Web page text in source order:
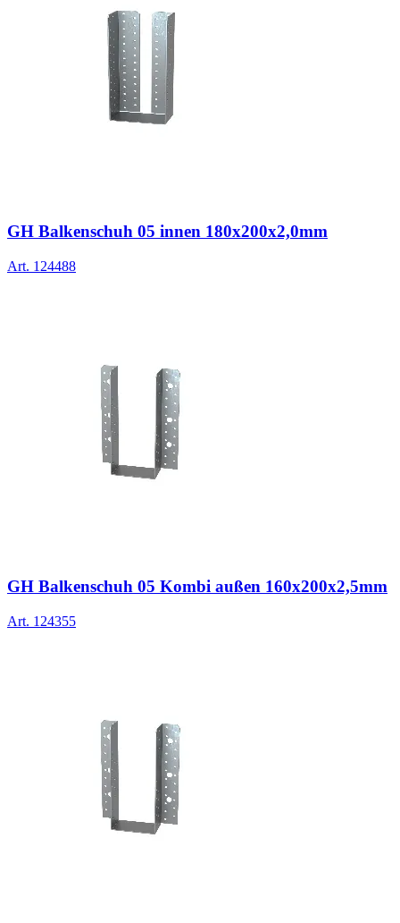
GH Balkenschuh 05 innen 180x200x2,0mm
Art. 124488
GH Balkenschuh 05 Kombi außen 160x200x2,5mm
Art. 124355